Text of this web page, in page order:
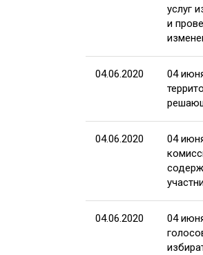
услуг
и
04.06.2020
04
04.06.2020
04
04.06.2020
04